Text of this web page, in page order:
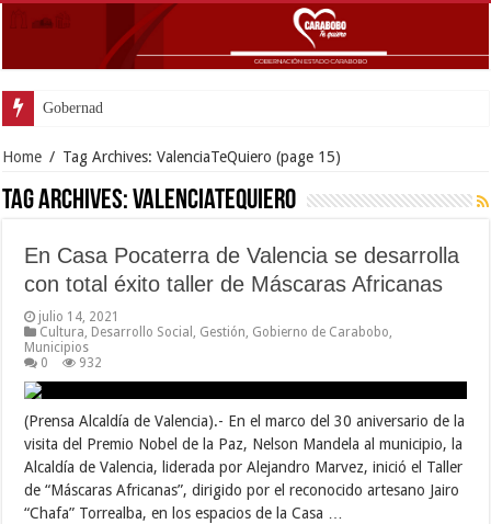
Gobernador Lacava y Al
Home / Tag Archives: ValenciaTeQuiero (page 15)
Tag Archives:ValenciaTeQuiero
En Casa Pocaterra de Valencia se desarrolla
con total éxito taller de Máscaras Africanas
julio 14, 2021
Cultura Desarrollo Social Gestión Gobierno de Carabobo
Municipios
0
932
(Prensa Alcaldía de Valencia).- En el marco del 30 aniversario de la
visita del Premio Nobel de la Paz, Nelson Mandela al municipio, la
Alcaldía de Valencia, liderada por Alejandro Marvez, inició el Taller
de “Máscaras Africanas”, dirigido por el reconocido artesano Jairo
“Chafa” Torrealba, en los espacios de la Casa …